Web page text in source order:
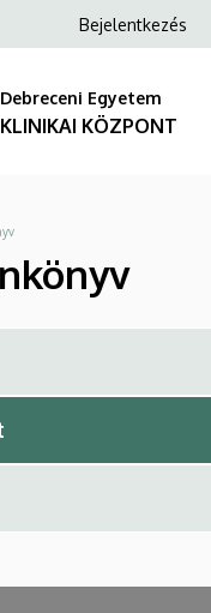
Anonim
fiók
menüje
Bejelentkezés
Debreceni Egyetem
KLINIKAI KÖZPONT